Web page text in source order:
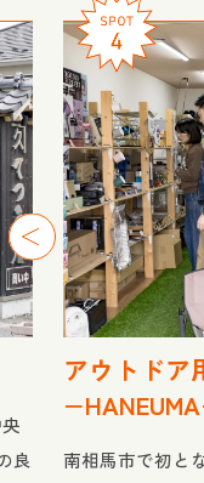
良
アウトド
南相馬市で初と